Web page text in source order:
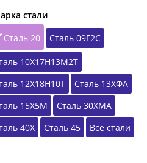
стали
Сталь 20
Сталь 09Г2С
10Х17Н13М2Т
12Х18Н10Т
Сталь 13ХФА
15Х5М
Сталь 30ХМА
40Х
Сталь 45 Все стали